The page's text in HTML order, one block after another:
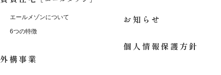
エールメゾンについて
6つの特徴
外構事業
お知らせ
個人情報保護方針